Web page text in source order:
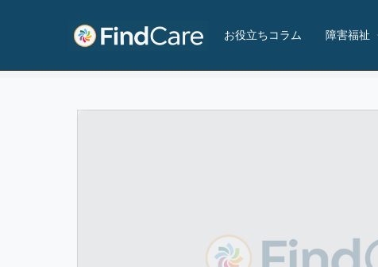
お役立ちコラム 障害福祉
ふっくりあホイスコーレ